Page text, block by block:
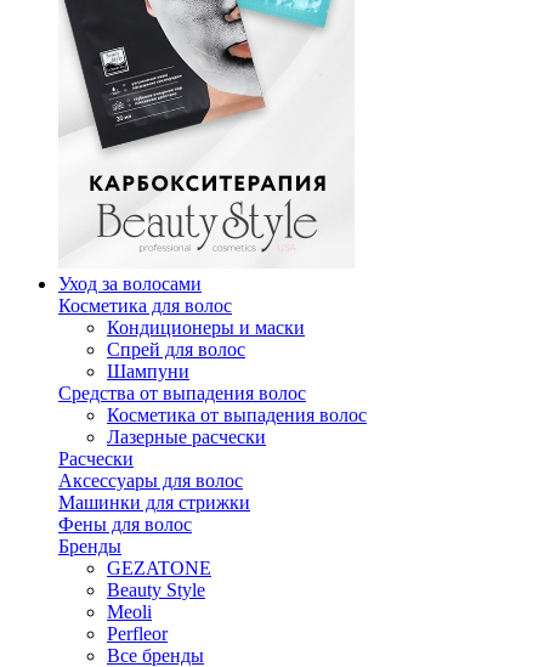
Уход за волосами
Косметика для волос
Кондиционеры и маски
Спрей для волос
Шампуни
Средства от выпадения волос
Косметика от выпадения волос
Лазерные расчески
Расчески
Аксессуары для волос
Машинки для стрижки
Фены для волос
Бренды
GEZATONE
Beauty Style
Meoli
Perfleor
Все бренды